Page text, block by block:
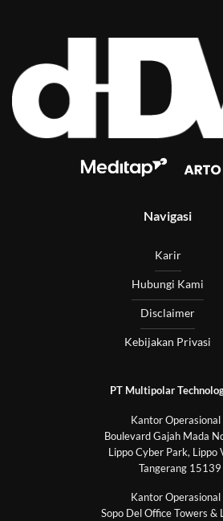
Navigasi
Karir
Hubungi Kami
Disclaimer
Kebijakan Privasi
PT Multipolar
Kantor Operasional
Boulevard Gajah Mada
Lippo Cyber Park, Lippo
Tangerang 15139
Kantor Operasional
Sopo Del Office Towers &